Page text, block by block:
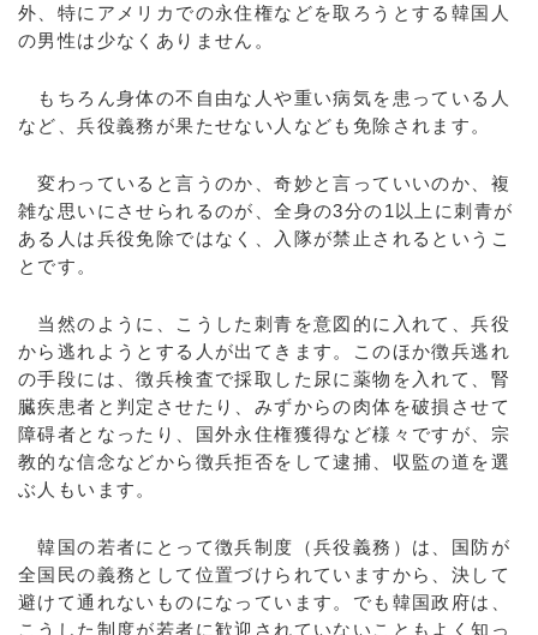
外、特にアメリカでの永住権などを取ろうとする韓国人
の男性は少なくありません。
もちろん身体の不自由な人や重い病気を患っている人
など、兵役義務が果たせない人なども免除されます。
変わっていると言うのか、奇妙と言っていいのか、複
雑な思いにさせられるのが、全身の3分の1以上に刺青が
ある人は兵役免除ではなく、入隊が禁止されるというこ
とです。
当然のように、こうした刺青を意図的に入れて、兵役
から逃れようとする人が出てきます。このほか徴兵逃れ
の手段には、徴兵検査で採取した尿に薬物を入れて、腎
臓疾患者と判定させたり、みずからの肉体を破損させて
障碍者となったり、国外永住権獲得など様々ですが、宗
教的な信念などから徴兵拒否をして逮捕、収監の道を選
ぶ人もいます。
韓国の若者にとって徴兵制度（兵役義務）は、国防が
全国民の義務として位置づけられていますから、決して
避けて通れないものになっています。でも韓国政府は、
こうした制度が若者に歓迎されていないこともよく知っ